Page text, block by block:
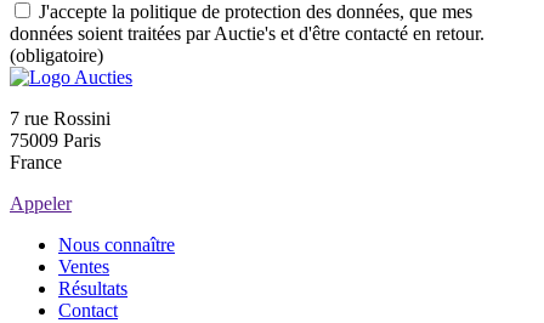
J'accepte la politique de protection des données, que mes
données soient traitées par Auctie's et d'être contacté en retour.
(obligatoire)
7 rue Rossini
75009 Paris
France
Appeler
Nous connaître
Ventes
Résultats
Contact